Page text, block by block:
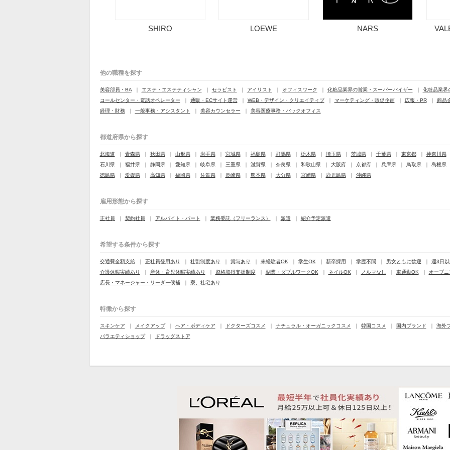
SHIRO LOEWE NARS
他の職種を探す
美容部員・BA エステ・エステティシャン セラピスト アイリスト オフィスワーク 化粧品業界の営業・スーパーバイザー
化粧品業界
コールセンター・電話オペレーター
通販・ECサイト運営 WEB・デザイン・クリエイティブ マーケティング・販促企画 広報・PR
商品
経理・財務
一般事務・アシスタント 美容カウンセラー 美容医療事務・バックオフィス
都道府県から探す
北海道 青森県 秋田県 山形県 岩手県 宮城県 福島県 群馬県 栃木県 埼玉県 茨城県 千葉県 東京都
神奈川県
石川県
福井県 静岡県 愛知県 岐阜県 三重県 滋賀県 奈良県 和歌山県 大阪府 京都府 兵庫県 鳥取県
島根県
徳島県
愛媛県 高知県 福岡県 佐賀県 長崎県 熊本県 大分県 宮崎県 鹿児島県 沖縄県
雇用形態から探す
正社員 契約社員 アルバイト・パート 業務委託（フリーランス） 派遣 紹介予定派遣
希望する条件から探す
交通費全額支給 正社員登用あり 社割制度あり 賞与あり 未経験者OK 学生OK 新卒採用 学歴不問 男女ともに歓迎
週3日
介護休暇実績あり
産休・育児休暇実績あり 資格取得支援制度 副業・ダブルワークOK ネイルOK ノルマなし 車通勤OK
オープ
店長・マネージャー・リーダー候補
寮、社宅あり
特徴から探す
スキンケア メイクアップ ヘア・ボディケア ドクターズコスメ ナチュラル・オーガニックコスメ 韓国コスメ 国内ブランド
海外
バラエティショップ
ドラッグストア